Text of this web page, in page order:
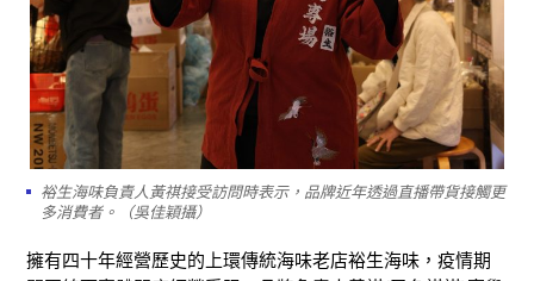
裕生海味負責人黃祺接受訪問時表示，品牌近年透過直播帶貨接觸更
多消費者。（吳佳穎攝）
擁有四十年經營歷史的上環傳統海味老店裕生海味，疫情期